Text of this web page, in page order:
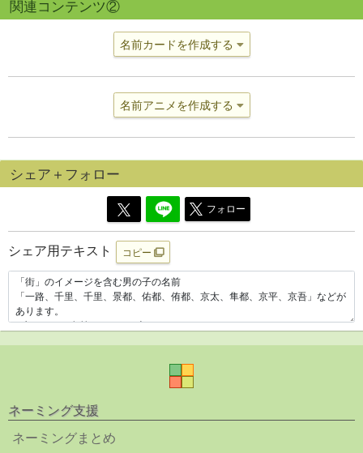
関連コンテンツ②
名前カードを作成する
名前アニメを作成する
シェア＋フォロー
フォロー
シェア用テキスト コピー
ネーミング支援
ネーミングまとめ